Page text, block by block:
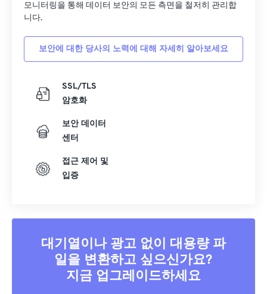
모니터링을 통해 데이터 보안의 모든 측면을 철저히 관리합
니다.
보안에 대한 당사의 노력에 대해 자세히 알아보세요
SSL/TLS
암호화
보안 데이터
센터
접근 제어 및
입증
대기열이나 광고 없이 대용량 파
일을 변환하고 싶으신가요?
지금 업그레이드하세요